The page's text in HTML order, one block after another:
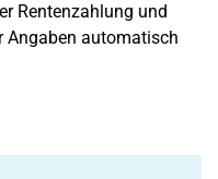
Rentenzahlung und
Angaben automatisch